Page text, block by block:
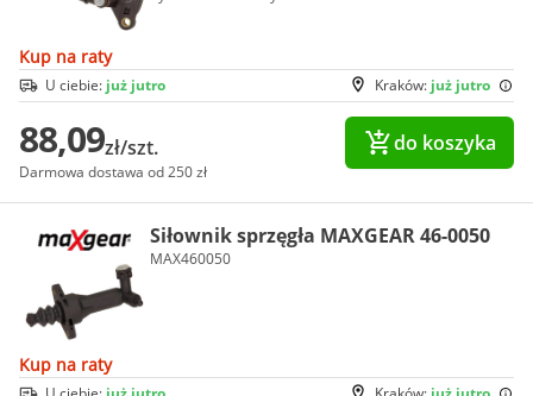
Kup na raty
Kraków: już jutro
U ciebie: już jutro
88,09zł/szt.
Darmowa dostawa od 250 zł
do koszyka
Siłownik sprzęgła MAXGEAR 46-0050
MAX460050
Kup na raty